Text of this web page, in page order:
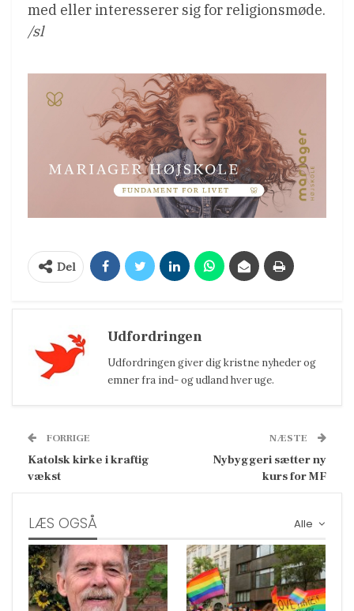
med eller interesserer sig for religionsmøde.
/sl
Del
Udfordringen
Udfordringen giver dig kristne nyheder og
emner fra ind- og udland hver uge.
FORRIGE
Katolsk kirke i kraftig
vækst
NÆSTE
Nybyggeri sætter ny
kurs for MF
Alle
LÆS OGSÅ